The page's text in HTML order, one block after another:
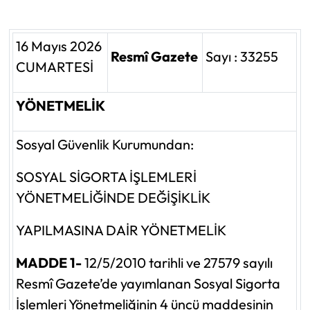
16 Mayıs 2026
CUMARTESİ
Resmî Gazete Sayı : 33255
YÖNETMELİK
Sosyal Güvenlik Kurumundan:
SOSYAL SİGORTA İŞLEMLERİ
YÖNETMELİĞİNDE DEĞİŞİKLİK
YAPILMASINA DAİR YÖNETMELİK
MADDE 1-12/5/2010 tarihli ve 27579 sayılı
Resmî Gazete’de yayımlanan Sosyal Sigorta
İşlemleri Yönetmeliğinin 4 üncü maddesinin